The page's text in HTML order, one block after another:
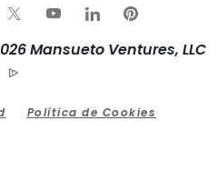
Mansueto Ventures, LLC
Política de Cookies